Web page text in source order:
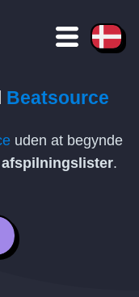
Beatsource
uden at begynde
afspilningslister.